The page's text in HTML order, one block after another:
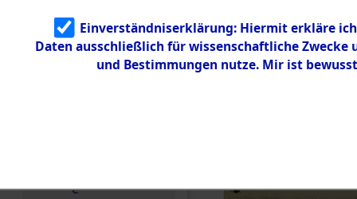
Identifizierun
g
5.3.3
Todesmärsch
e
Einverständniserklärung: Hiermit erkläre
Daten ausschließlich für wissenschaftliche
und Bestimmungen nutze. Mir ist